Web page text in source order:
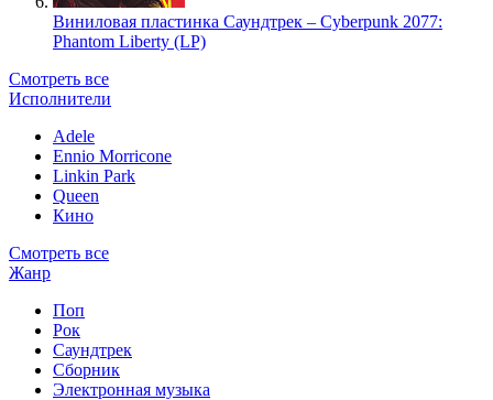
Виниловая пластинка Саундтрек – Cyberpunk 2077:
Phantom Liberty (LP)
Смотреть все
Исполнители
Adele
Ennio Morricone
Linkin Park
Queen
Кино
Смотреть все
Жанр
Поп
Рок
Саундтрек
Сборник
Электронная музыка